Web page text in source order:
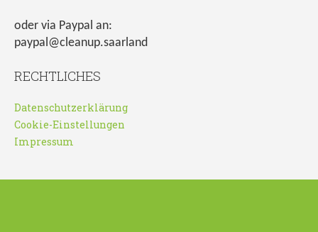
oder via Paypal an:
paypal@cleanup.saarland
RECHTLICHES
Datenschutzerklärung
Cookie-Einstellungen
Impressum